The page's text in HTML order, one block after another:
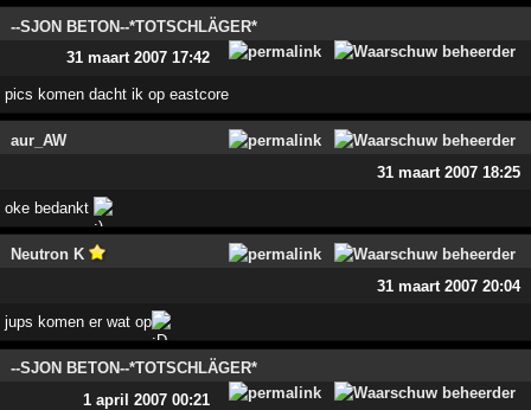
--SJON BETON--*TOTSCHLÄGER*
31 maart 2007 17:42
pics komen dacht ik op eastcore
aur_AW
31 maart 2007 18:25
oke bedankt
Neutron K
31 maart 2007 20:04
jups komen er wat op
--SJON BETON--*TOTSCHLÄGER*
1 april 2007 00:21